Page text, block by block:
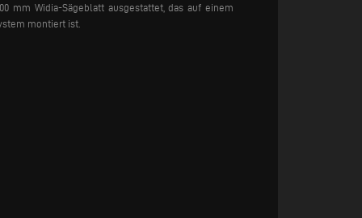
mm Widia-Sägeblatt ausgestattet, das auf einem
montiert ist.